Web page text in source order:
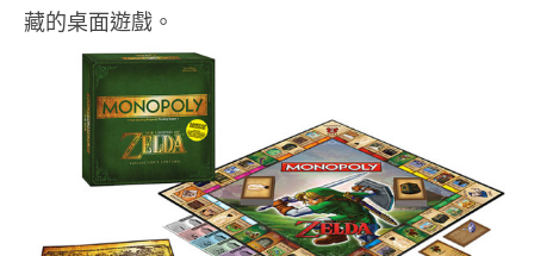
藏的桌面遊戲。